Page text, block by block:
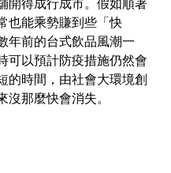
開得成行成市。假如順著
也能乘勢賺到些「快
年前的台式飲品風潮一
可以預計防疫措施仍然會
的時間，由社會大環境創
沒那麼快會消失。